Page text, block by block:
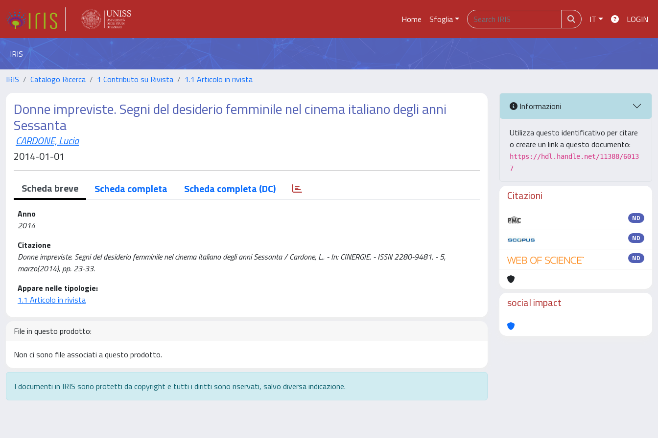
Home Sfoglia IT LOGIN
IRIS
IRIS Catalogo Ricerca 1 Contributo su Rivista 1.1 Articolo in rivista
Donne impreviste. Segni del desiderio femminile nel cinema italiano degli anni
Sessanta
CARDONE, Lucia
2014-01-01
Scheda breve Scheda completa Scheda completa (DC)
Anno
2014
Citazione
Donne impreviste. Segni del desiderio femminile nel cinema italiano degli anni Sessanta / Cardone, L.. - In: CINERGIE. - ISSN 2280-9481. - 5,
marzo(2014), pp. 23-33.
Appare nelle tipologie:
1.1 Articolo in rivista
File in questo prodotto:
Non ci sono file associati a questo prodotto.
I documenti in IRIS sono protetti da copyright e tutti i diritti sono riservati, salvo diversa indicazione.
Informazioni
Utilizza questo identificativo per citare
o creare un link a questo documento:
https://hdl.handle.net/11388/6013
7
Citazioni
ND
ND
ND
social impact